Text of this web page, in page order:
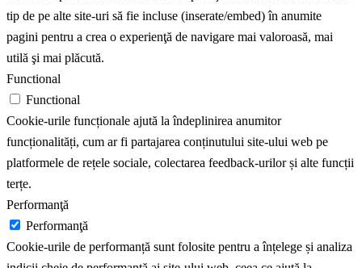
tip de pe alte site-uri să fie incluse (inserate/embed) în anumite
pagini pentru a crea o experienţă de navigare mai valoroasă, mai
utilă şi mai plăcută.
Functional
Functional
Cookie-urile funcționale ajută la îndeplinirea anumitor
funcționalități, cum ar fi partajarea conținutului site-ului web pe
platformele de rețele sociale, colectarea feedback-urilor și alte funcții
terțe.
Performanţă
Performanţă
Cookie-urile de performanță sunt folosite pentru a înțelege și analiza